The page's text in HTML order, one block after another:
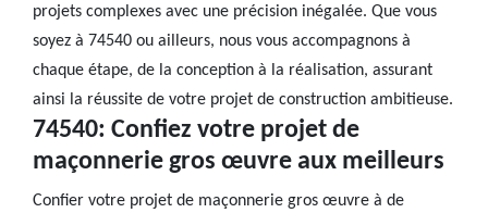
projets complexes avec une précision inégalée. Que vous
soyez à 74540 ou ailleurs, nous vous accompagnons à
chaque étape, de la conception à la réalisation, assurant
ainsi la réussite de votre projet de construction ambitieuse.
74540: Confiez votre projet de
maçonnerie gros œuvre aux meilleurs
Confier votre projet de maçonnerie gros œuvre à de